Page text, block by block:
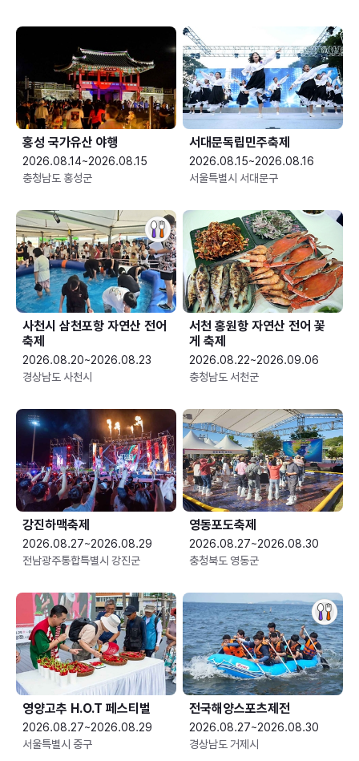
홍성 국가유산 야행
2026.08.14~2026.08.15
충청남도 홍성군
서대문독립민주축제
2026.08.15~2026.08.16
서울특별시 서대문구
사천시 삼천포항 자연산 전어
축제
2026.08.20~2026.08.23
경상남도 사천시
서천 홍원항 자연산 전어 꽃
게 축제
2026.08.22~2026.09.06
충청남도 서천군
강진하맥축제
2026.08.27~2026.08.29
전남광주통합특별시 강진군
영동포도축제
2026.08.27~2026.08.30
충청북도 영동군
영양고추 H.O.T 페스티벌
2026.08.27~2026.08.29
서울특별시 중구
전국해양스포츠제전
2026.08.27~2026.08.30
경상남도 거제시